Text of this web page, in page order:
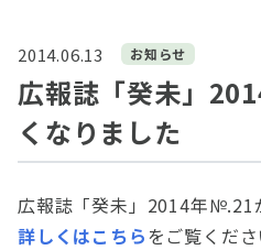
2014.06.13 お知らせ
広報誌「癸未」
くなりました
広報誌「癸未」2014年№.21
詳しくはこちら をご覧くだ